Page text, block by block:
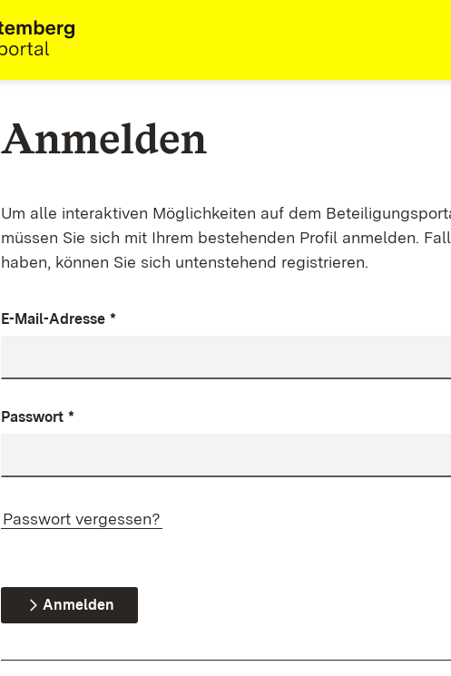
Anmelden
Um alle interaktiven Möglichkeiten auf dem
müssen Sie sich mit Ihrem bestehenden Profil anmelden.
haben, können Sie sich untenstehend registrieren.
E-Mail-Adresse *
Passwort *
Passwort vergessen?
Anmelden